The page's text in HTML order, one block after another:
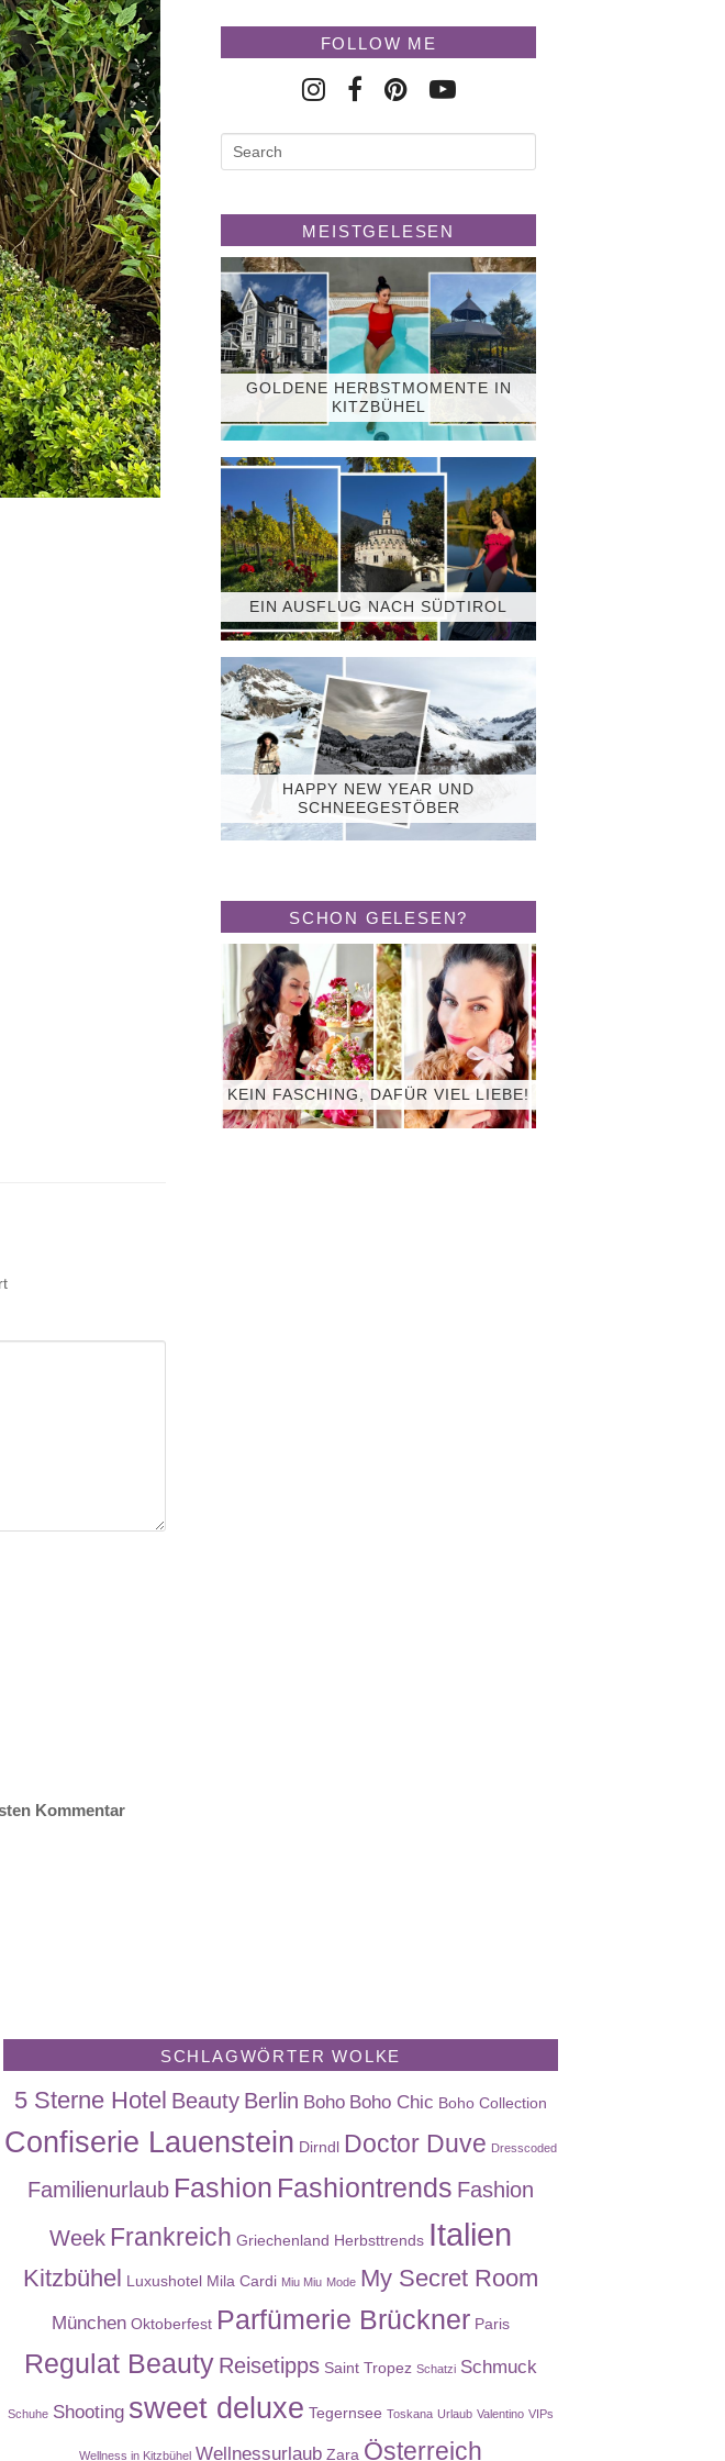
Kommentar
FOLLOW ME
MEISTGELESEN
GOLDENE HERBSTMOMENTE IN
KITZBÜHEL
EIN AUSFLUG NACH SÜDTIROL
HAPPY NEW YEAR UND
SCHNEEGESTÖBER
SCHON GELESEN?
KEIN FASCHING, DAFÜR VIEL LIEBE!
SCHLAGWÖRTER WOLKE
5 Sterne Hotel Beauty Berlin Boho Boho Chic Boho Collection
Confiserie Lauenstein Dirndl Doctor Duve Dresscoded
Familienurlaub Fashion Fashiontrends Fashion
Week Frankreich Griechenland Herbsttrends Italien
Kitzbühel Luxushotel Mila Cardi Miu Miu Mode My Secret Room
München Oktoberfest Parfümerie Brückner Paris
Regulat Beauty Reisetipps Saint Tropez Schatzi Schmuck
Schuhe Shooting sweet deluxe Tegernsee Toskana Urlaub Valentino VIPs
Wellness in Kitzbühel Wellnessurlaub Zara Österreich